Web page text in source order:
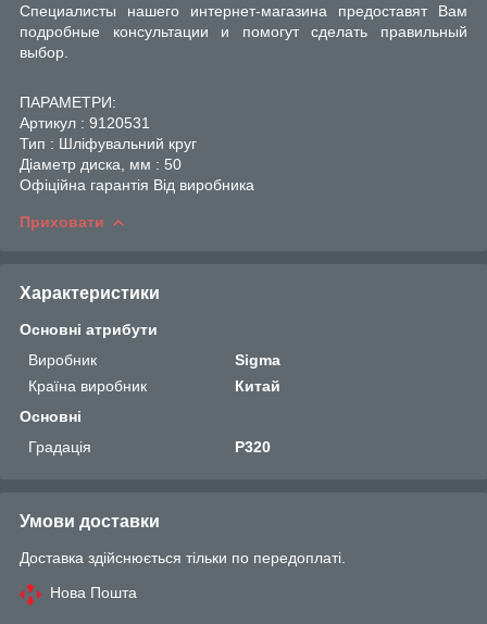
Специалисты нашего интернет-магазина предоставят Вам
подробные консультации и помогут сделать правильный
выбор.
ПАРАМЕТРИ:
Артикул : 9120531
Тип : Шліфувальний круг
Діаметр диска, мм : 50
Офіційна гарантія Від виробника
Приховати
Характеристики
Основні атрибути
Виробник
Sigma
Країна виробник
Китай
Основні
Градація
P320
Умови доставки
Доставка здійснюється тільки по передоплаті.
Нова Пошта